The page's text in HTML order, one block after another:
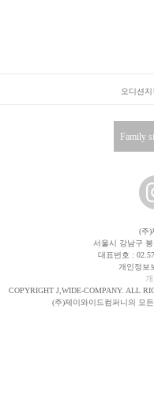
오디션
Family
(주)
서울시 강남구
대표번호 :
개인정보
COPYRIGHT J,WIDE-COMPANY. ALL
(주)제이와이드컴퍼니의 모